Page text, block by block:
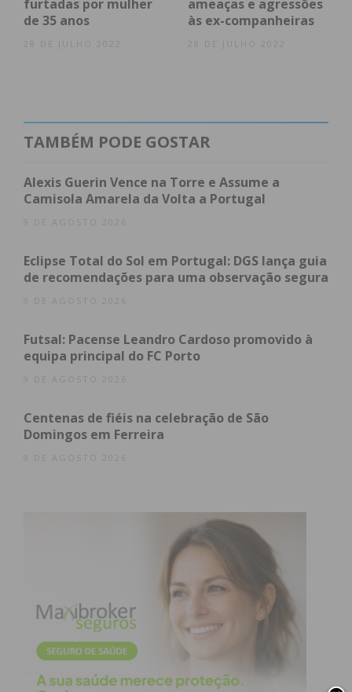
obtenha de forma regular a informação
Eu li e concordo com os
furtadas por mulher
de 35 anos
ameaças e agressões
às ex-companheiras
TAMBÉM PODE GOSTAR
Alexis Guerin Vence na Torre e Assume a
Camisola Amarela da Volta a Portugal
9 DE AGOSTO 2026
Eclipse Total do Sol em Portugal: DGS lança guia
de recomendações para uma observação segura
9 DE AGOSTO 2026
Futsal: Pacense Leandro Cardoso promovido à
equipa principal do FC Porto
9 DE AGOSTO 2026
Centenas de fiéis na celebração de São
Domingos em Ferreira
9 DE AGOSTO 2026